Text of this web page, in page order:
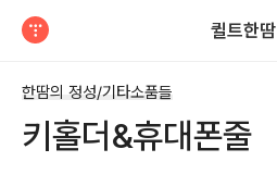
퀼트한땀
한땀의 정성/기타소품들
키홀더&휴대폰줄